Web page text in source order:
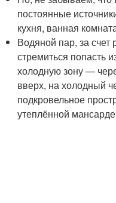
постоянные
кухня, ванная
Водяной пар, за счет
стремиться попасть
холодную зону —
вверх, на холодный
подкровельное
утеплённой